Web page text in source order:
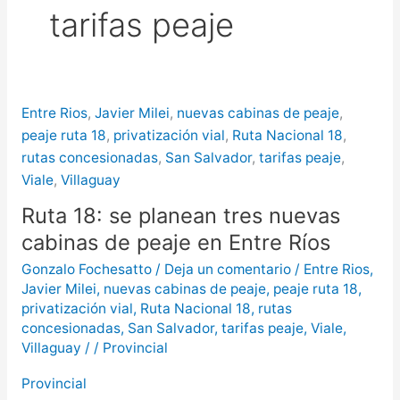
más de $580 millones
puntos de Concordia
tarifas peaje
Entre Rios, Javier Milei, nuevas cabinas de peaje,
peaje ruta 18, privatización vial, Ruta Nacional 18,
rutas concesionadas, San Salvador, tarifas peaje,
Viale, Villaguay
Ruta 18: se planean tres nuevas
cabinas de peaje en Entre Ríos
Gonzalo Fochesatto / Deja un comentario / Entre Rios,
Javier Milei, nuevas cabinas de peaje, peaje ruta 18,
privatización vial, Ruta Nacional 18, rutas
concesionadas, San Salvador, tarifas peaje, Viale,
Villaguay / / Provincial
Provincial